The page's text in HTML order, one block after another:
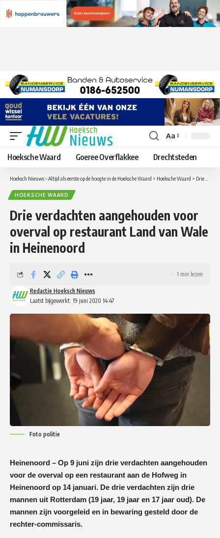
Lettergrootte
aanpassen
Aa
Hoeksche Waard Goeree Overflakkee Drechtsteden
Hoeksch Nieuws – Altijd als eerste op de hoogte in de Hoeksche Waard > Hoeksche Waard > Drie verdachten aangehouden voor overval op restaurant Land van Wale in Heinenoord
HOEKSCHE WAARD
Drie verdachten aangehouden voor
overval op restaurant Land van Wale
in Heinenoord
Laatst bijgewerkt: 19 juni 2020 14:47
Redactie Hoeksch Nieuws
1 min lezen
Foto politie
Heinenoord – Op 9 juni zijn drie verdachten aangehouden
voor de overval op een restaurant aan de Hofweg in
Heinenoord op 14 januari. De drie verdachten zijn drie
mannen uit Rotterdam (19 jaar, 19 jaar en 17 jaar oud). De
mannen zijn voorgeleid en in bewaring gesteld door de
rechter-commissaris.